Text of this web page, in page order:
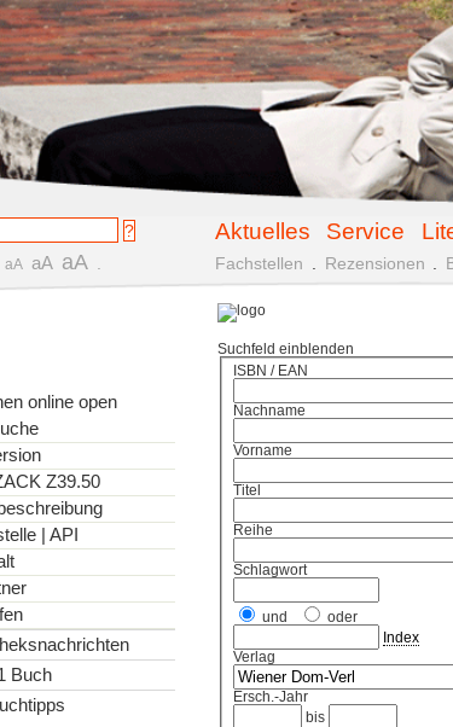
Aktuelles Service
aA aA aA Fachstellen Rezensionen
Suchfeld einblenden
ISBN / EAN
Nachname
Vorname
Titel
Reihe
Schlagwort
und
oder
Index
Verlag
Ersch.-Jahr
bis
online open
Z39.50
| API
Buch